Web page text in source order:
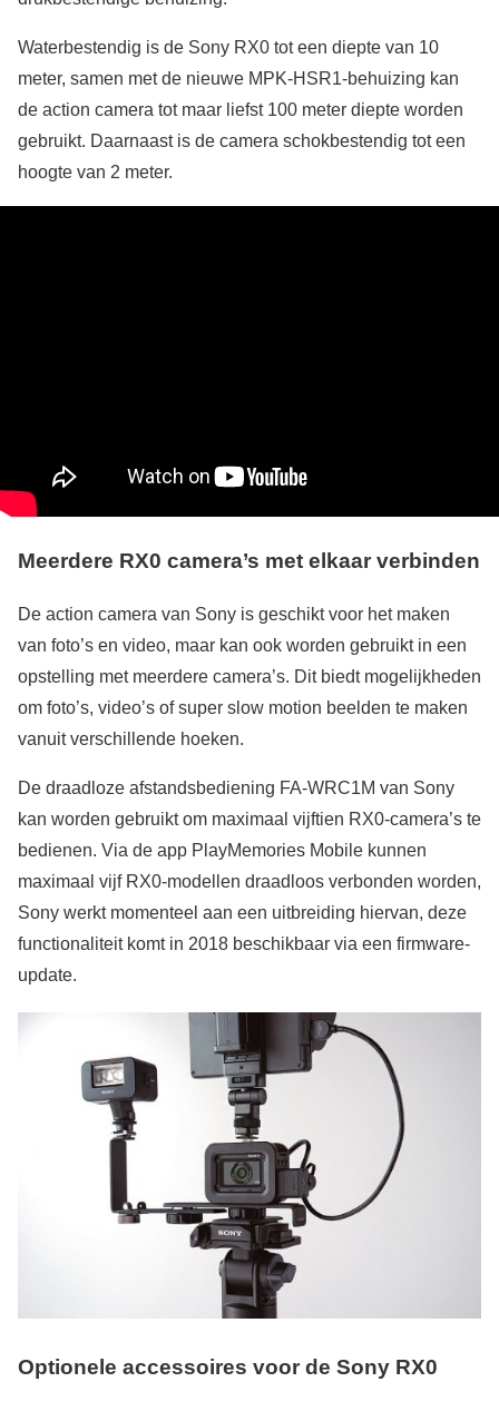
Waterbestendig is de Sony RX0 tot een diepte van 10
meter, samen met de nieuwe MPK-HSR1-behuizing kan
de action camera tot maar liefst 100 meter diepte worden
gebruikt. Daarnaast is de camera schokbestendig tot een
hoogte van 2 meter.
Meerdere RX0 camera’s met elkaar verbinden
De action camera van Sony is geschikt voor het maken
van foto’s en video, maar kan ook worden gebruikt in een
opstelling met meerdere camera’s. Dit biedt mogelijkheden
om foto’s, video’s of super slow motion beelden te maken
vanuit verschillende hoeken.
De draadloze afstandsbediening FA-WRC1M van Sony
kan worden gebruikt om maximaal vijftien RX0-camera’s te
bedienen. Via de app PlayMemories Mobile kunnen
maximaal vijf RX0-modellen draadloos verbonden worden,
Sony werkt momenteel aan een uitbreiding hiervan, deze
functionaliteit komt in 2018 beschikbaar via een firmware-
update.
Optionele accessoires voor de Sony RX0